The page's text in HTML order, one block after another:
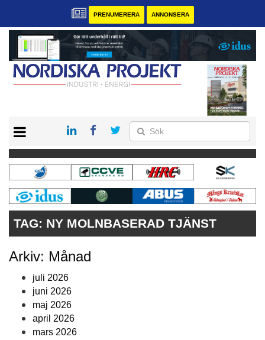
PRENUMERERA ANNONSERA
KONTAKT
VÅRA ANDRA MAGASIN
PRENUMERERA
ANNONSERA
TAG: NY MOLNBASERAD TJÄNST
Arkiv: Månad
juli 2026
juni 2026
maj 2026
april 2026
mars 2026